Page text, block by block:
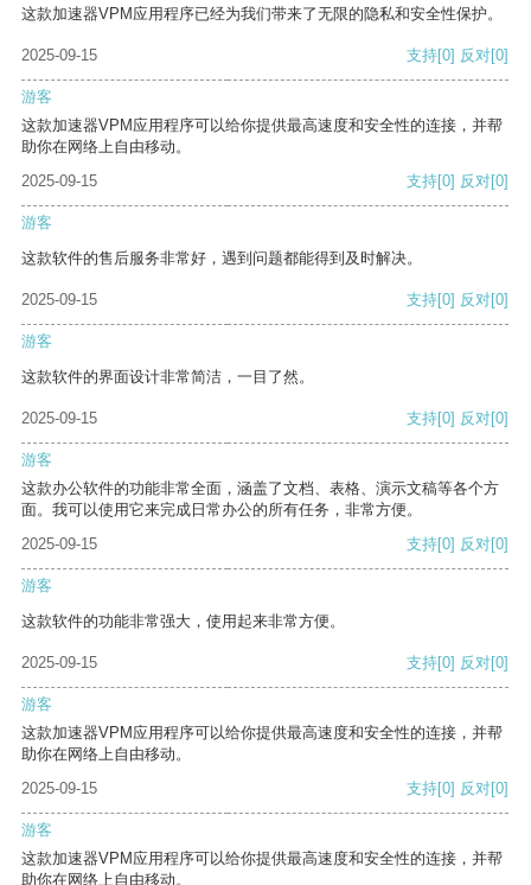
这款加速器VPM应用程序已经为我们带来了无限的隐私和安全性保护。
2025-09-15 支持[0] 反对[0]
游客
这款加速器VPM应用程序可以给你提供最高速度和安全性的连接，并帮
助你在网络上自由移动。
2025-09-15
支持[0] 反对[0]
游客
这款软件的售后服务非常好，遇到问题都能得到及时解决。
2025-09-15 支持[0] 反对[0]
游客
这款软件的界面设计非常简洁，一目了然。
2025-09-15 支持[0] 反对[0]
游客
这款办公软件的功能非常全面，涵盖了文档、表格、演示文稿等各个方
面。我可以使用它来完成日常办公的所有任务，非常方便。
2025-09-15
支持[0] 反对[0]
游客
这款软件的功能非常强大，使用起来非常方便。
2025-09-15 支持[0] 反对[0]
游客
这款加速器VPM应用程序可以给你提供最高速度和安全性的连接，并帮
助你在网络上自由移动。
2025-09-15
支持[0] 反对[0]
游客
这款加速器VPM应用程序可以给你提供最高速度和安全性的连接，并帮
助你在网络上自由移动。